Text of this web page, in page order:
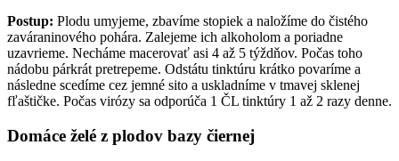
Postup: Plodu umyjeme, zbavíme stopiek a naložíme do čistého
zaváraninového pohára. Zalejeme ich alkoholom a poriadne
uzavrieme. Necháme macerovať asi 4 až 5 týždňov. Počas toho
nádobu párkrát pretrepeme. Odstátu tinktúru krátko povaríme a
následne scedíme cez jemné sito a uskladníme v tmavej sklenej
fľaštičke. Počas virózy sa odporúča 1 ČL tinktúry 1 až 2 razy denne.
Domáce želé z plodov bazy čiernej